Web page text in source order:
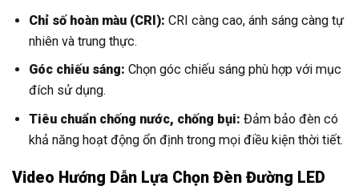
Chỉ số hoàn màu (CRI): CRI càng cao, ánh sáng càng tự
nhiên và trung thực.
Góc chiếu sáng: Chọn góc chiếu sáng phù hợp với mục
đích sử dụng.
Tiêu chuẩn chống nước, chống bụi: Đảm bảo đèn có
khả năng hoạt động ổn định trong mọi điều kiện thời tiết.
Video Hướng Dẫn Lựa Chọn Đèn Đường LED